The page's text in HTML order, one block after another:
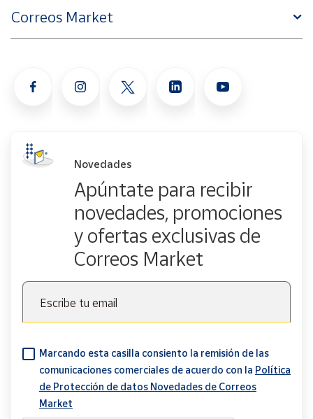
Correos Market
Novedades
Apúntate para recibir
novedades, promociones
y ofertas exclusivas de
Correos Market
Escribe tu email
Marcando esta casilla consiento la remisión de las
comunicaciones comerciales de acuerdo con la Política
de Protección de datos Novedades de Correos
Market